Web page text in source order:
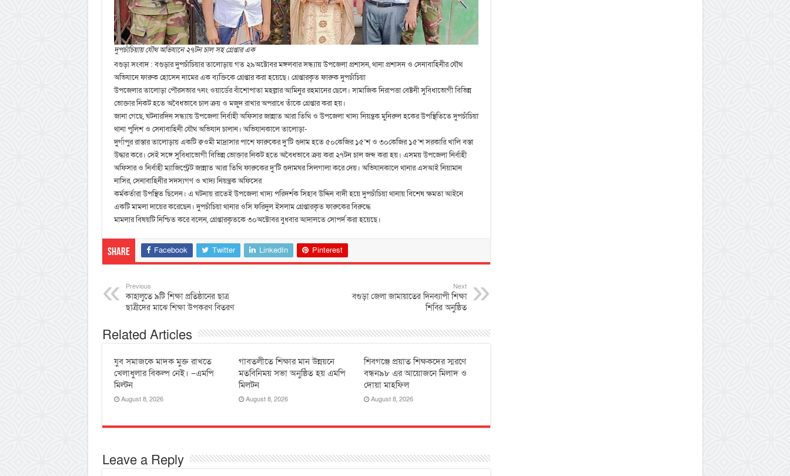
দুপচাঁচিয়ায় যৌথ অভিযানে ২৭টন চাল সহ গ্রেপ্তার এক
বগুড়া সংবাদ : বগুড়ার দুপচাঁচিয়ার তালোড়ায় গত ২৯অক্টোবর মঙ্গলবার সন্ধ্যায় উপজেলা প্রশাসন, থানা প্রশাসন ও সেনাবাহিনীর যৌথ
অভিযানে ফারুক হোসেন নামের এক ব্যক্তিকে গ্রেপ্তার করা হয়েছে। গ্রেপ্তারকৃত ফারুক দুপচাঁচিয়া
উপজেলার তালোড়া পৌরসভার ৭নং ওয়ার্ডের বাঁশোপাতা মহল্লার আমিনুর রহমানের ছেলে। সামাজিক নিরাপত্তা বেষ্টনী সুবিধাভোগী বিভিন্ন
ভোক্তার নিকট হতে অবৈধভাবে চাল ক্রয় ও মজুদ রাখার অপরাধে তাঁকে গ্রেপ্তার করা হয়।
জানা গেছে, ঘটনারদিন সন্ধ্যায় উপজেলা নির্বাহী অফিসার জান্নাত আরা তিথি ও উপজেলা খাদ্য নিয়ন্ত্রক মুনিরুল হকের উপস্থিতিতে দুপচাঁচিয়া
থানা পুলিশ ও সেনাবাহিনী যৌথ অভিযান চালান। অভিযানকালে তালোড়া-
দুর্গাপুর রাস্তার তালোড়ায় একটি ক্বওমী মাদ্রাসার পাশে ফারুকের দু’টি গুদাম হতে ৫০কেজির ১৫’শ ও ৩০কেজির ১৫’শ সরকারি খালি বস্তা
উদ্ধার করে। সেই সঙ্গে সুবিধাভোগী বিভিন্ন ভোক্তার নিকট হতে অবৈধভাবে ক্রয় করা ২৭টন চাল জব্দ করা হয়। এসময় উপজেলা নির্বাহী
অফিসার ও নির্বাহী ম্যাজিস্ট্রেট জান্নাত আরা তিথি ফারুকের দু’টি গুদামঘর সিলগালা করে দেয়। অভিযানকালে থানার এসআই নিয়ামান
নাসির, সেনাবাহিনীর সদস্যগণ ও খাদ্য নিয়ন্ত্রক অফিসের
কর্মকর্তারা উপস্থিত ছিলেন। এ ঘটনায় রাতেই উপজেলা খাদ্য পরিদর্শক সিহাব উদ্দিন বাদী হয়ে দুপচাঁচিয়া থানায় বিশেষ ক্ষমতা আইনে
একটি মামলা দায়ের করেছেন। দুপচাঁচিয়া থানার ওসি ফরিদুল ইসলাম গ্রেপ্তারকৃত ফারুকের বিরুদ্ধে
মামলার বিষয়টি নিশ্চিত করে বলেন, গ্রেপ্তারকৃতকে ৩০অক্টোবর বুধবার আদালতে সোপর্দ করা হয়েছে।
Share Facebook Twitter LinkedIn Pinterest
Previous
কাহালুতে ৯টি শিক্ষা প্রতিষ্ঠানের ছাত্র
ছাত্রীদের মাঝে শিক্ষা উপকরণ বিতরণ
Next
বগুড়া জেলা জামায়াতের দিনব্যাপী শিক্ষা
শিবির অনুষ্ঠিত
Related Articles
যুব সমাজকে মাদক মুক্ত রাখতে
খেলাধুলার বিকল্প নেই। –এমপি
মিল্টন
August 8, 2026
‎গাবতলীতে শিক্ষার মান উন্নয়নে
‎মতবিনিময় সভা অনুষ্ঠিত হয় ‎এমপি
মিলটন
August 8, 2026
শিবগঞ্জে প্রয়াত শিক্ষকদের স্মরণে
বন্ধন৯৮ এর আয়োজনে মিলাদ ও
দোয়া মাহফিল
August 8, 2026
Leave a Reply